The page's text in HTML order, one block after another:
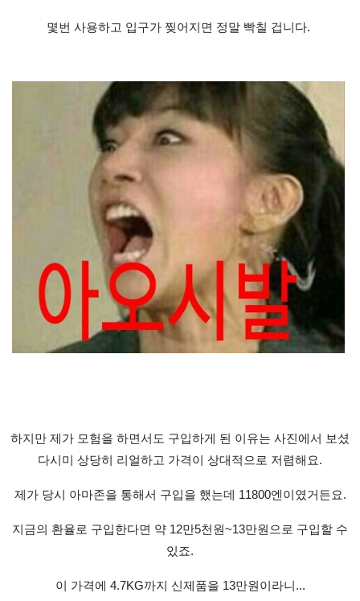
몇번 사용하고 입구가 찢어지면 정말 빡칠 겁니다.
하지만 제가 모험을 하면서도 구입하게 된 이유는 사진에서 보셨
다시미 상당히 리얼하고 가격이 상대적으로 저렴해요.
제가 당시 아마존을 통해서 구입을 했는데 11800엔이였거든요.
지금의 환율로 구입한다면 약 12만5천원~13만원으로 구입할 수
있죠.
이 가격에 4.7KG까지 신제품을 13만원이라니...